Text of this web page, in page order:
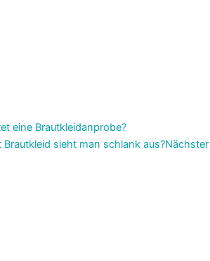
eine Brautkleidanprobe?
Brautkleid sieht man schlank aus?Nächster